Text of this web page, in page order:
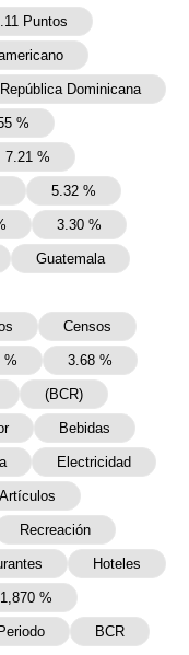
Puntos
República Dominicana
%
7.21 %
5.32 %
3.30 %
Guatemala
Censos
% 3.68 %
(BCR)
Bebidas
Electricidad
Artículos
Recreación
Hoteles
1,870 %
BCR